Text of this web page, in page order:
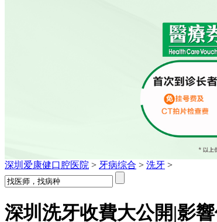
深圳爱康健口腔医院 > 牙病综合 > 洗牙 >
深圳洗牙收費大公開|影